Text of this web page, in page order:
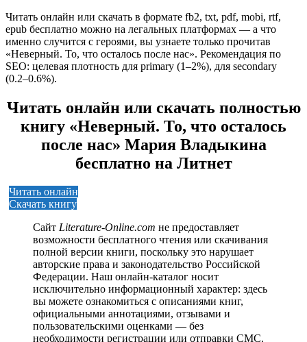
Читать онлайн или скачать в формате fb2, txt, pdf, mobi, rtf,
epub бесплатно можно на легальных платформах — а что
именно случится с героями, вы узнаете только прочитав
«Неверный. То, что осталось после нас». Рекомендация по
SEO: целевая плотность для primary (1–2%), для secondary
(0.2–0.6%).
Читать онлайн или скачать полностью
книгу «Неверный. То, что осталось
после нас» Мария Владыкина
бесплатно на Литнет
Читать онлайн
Скачать книгу
Сайт Literature-Online.com не предоставляет
возможности бесплатного чтения или скачивания
полной версии книги, поскольку это нарушает
авторские права и законодательство Российской
Федерации. Наш онлайн-каталог носит
исключительно информационный характер: здесь
вы можете ознакомиться с описаниями книг,
официальными аннотациями, отзывами и
пользовательскими оценками — без
необходимости регистрации или отправки СМС.